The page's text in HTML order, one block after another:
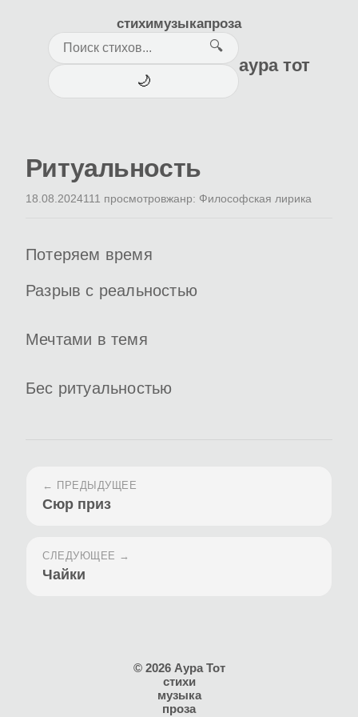
стихимузыкапроза
🔍
🌙
аура тот
Ритуальность
18.08.2024111 просмотровжанр: Философская лирика
Потеряем время
Разрыв с реальностью
Мечтами в темя
Бес ритуальностью
← ПРЕДЫДУЩЕЕ
Сюр приз
СЛЕДУЮЩЕЕ →
Чайки
© 2026 Аура Тот
стихи
музыка
проза